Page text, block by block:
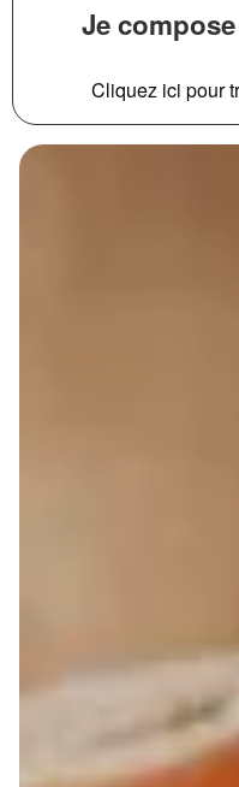
Je
Cliquez ici pour